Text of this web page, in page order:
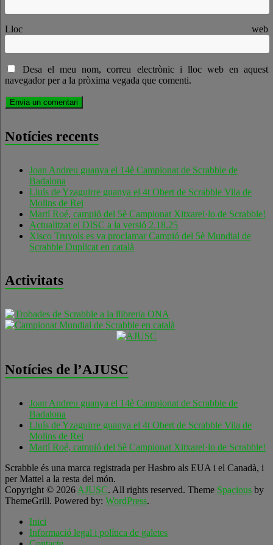
Lloc web
Desa el meu nom, correu electrònic i lloc web en aquest
navegador per a la pròxima vegada que comenti.
Notícies recents
Joan Andreu guanya el 14è Campionat de Scrabble de
Badalona
Lluís de Yzaguirre guanya el 4t Obert de Scrabble Vila de
Molins de Rei
Martí Roé, campió del 5è Campionat Xitxarel·lo de Scrabble!
Actualitzat el DISC a la versió 2.18.25
Xisco Truyols es va proclamar Campió del 5è Mundial de
Scrabble Duplicat en català
Activitats
Notícies de l’AJUSC
Joan Andreu guanya el 14è Campionat de Scrabble de
Badalona
Lluís de Yzaguirre guanya el 4t Obert de Scrabble Vila de
Molins de Rei
Martí Roé, campió del 5è Campionat Xitxarel·lo de Scrabble!
Scrabble és una marca registrada per Hasbro als EUA i el Canadà, i
per Mattel a la resta del món.
Copyright © 2026 AJUSC. All rights reserved. Theme Spacious by
ThemeGrill. Powered by: WordPress.
Inici
Informació legal i política de galetes